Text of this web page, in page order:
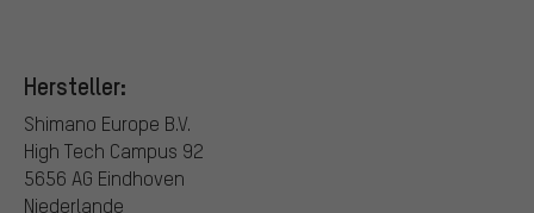
Hersteller:
Shimano Europe B.V.
High Tech Campus 92
5656 AG Eindhoven
Niederlande